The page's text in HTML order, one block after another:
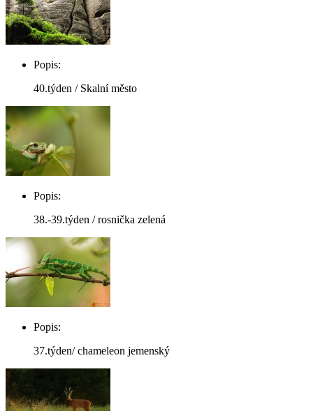
Popis:
40.týden / Skalní město
Popis:
38.-39.týden / rosnička zelená
Popis:
37.týden/ chameleon jemenský